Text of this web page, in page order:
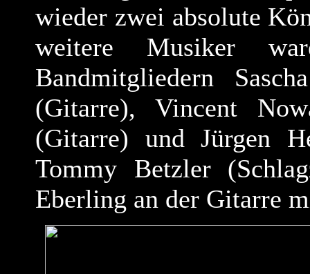
wieder zwei absolute
weitere Musiker
Bandmitgliedern
(Gitarre), Vincent
(Gitarre) und Jürgen
Tommy Betzler
Eberling an der Gitarre